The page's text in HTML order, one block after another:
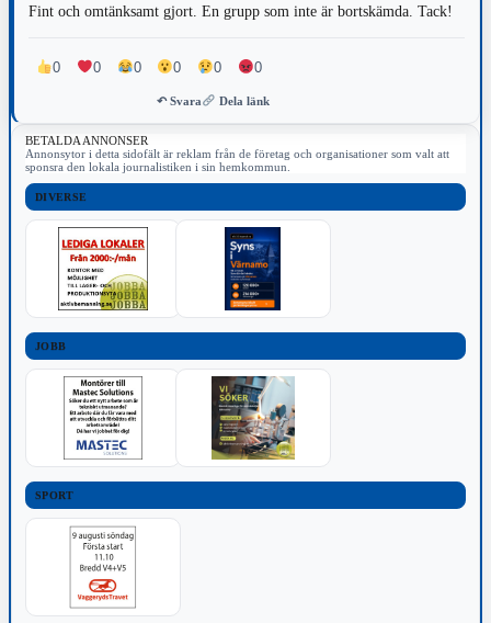
Fint och omtänksamt gjort. En grupp som inte är bortskämda. Tack!
0 0 0 0 0 0
↶ Svara Dela länk
BETALDA ANNONSER
Annonsytor i detta sidofält är reklam från de företag och organisationer som valt att
sponsra den lokala journalistiken i sin hemkommun.
DIVERSE
JOBB
SPORT